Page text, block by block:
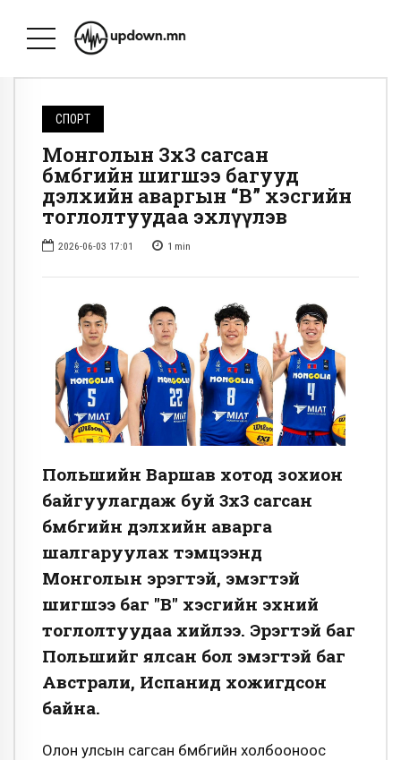
СПОРТ
Монголын 3х3 сагсан
бөмбөгийн шигшээ багууд
дэлхийн аваргын “В” хэсгийн
тоглолтуудаа эхлүүлэв
2026-06-03 17:01 1 min
Польшийн Варшав хотод зохион
байгуулагдаж буй 3х3 сагсан
бөмбөгийн дэлхийн аварга
шалгаруулах тэмцээнд
Монголын эрэгтэй, эмэгтэй
шигшээ баг "В" хэсгийн эхний
тоглолтуудаа хийлээ. Эрэгтэй баг
Польшийг ялсан бол эмэгтэй баг
Австрали, Испанид хожигдсон
байна.
Олон улсын сагсан бөмбөгийн холбооноос